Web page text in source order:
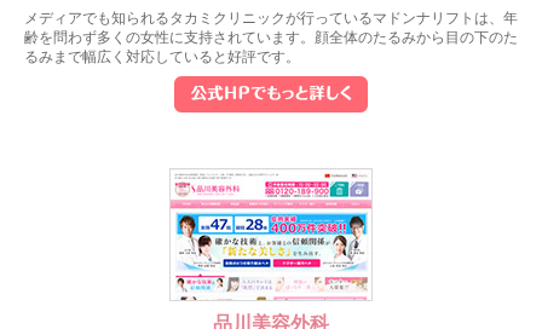
メディアでも知られるタカミクリニックが行っているマドンナリフトは、年
齢を問わず多くの女性に支持されています。顔全体のたるみから目の下のた
るみまで幅広く対応していると好評です。
品川美容外科